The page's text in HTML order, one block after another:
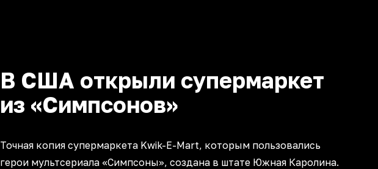
В США открыли супермаркет
из «Симпсонов»
Точная копия супермаркета Kwik-E-Mart, которым пользовались
герои мультсериала «Симпсоны», создана в штате Южная Каролина.